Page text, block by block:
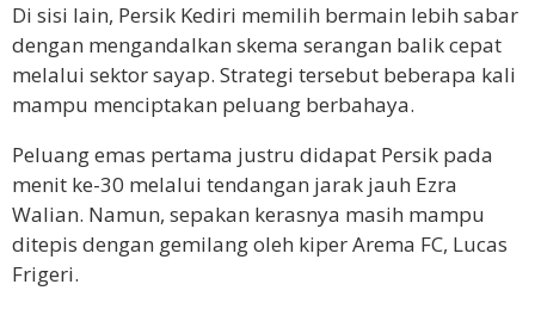
Di sisi lain, Persik Kediri memilih bermain lebih sabar
dengan mengandalkan skema serangan balik cepat
melalui sektor sayap. Strategi tersebut beberapa kali
mampu menciptakan peluang berbahaya.
Peluang emas pertama justru didapat Persik pada
menit ke-30 melalui tendangan jarak jauh Ezra
Walian. Namun, sepakan kerasnya masih mampu
ditepis dengan gemilang oleh kiper Arema FC, Lucas
Frigeri.